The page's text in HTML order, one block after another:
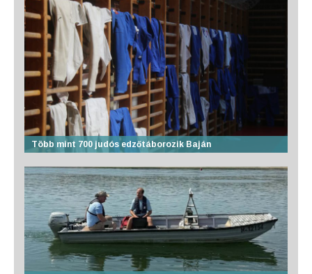
Több mint 700 judós edzőtáborozik Baján